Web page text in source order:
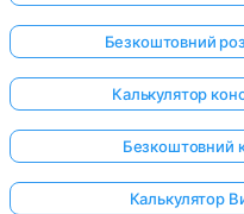
Безкоштовний
Калькулятор
Безкоштовний
Калькулятор